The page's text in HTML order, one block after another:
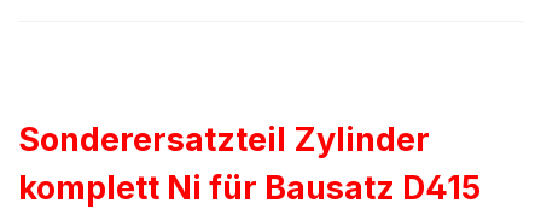
Sonderersatzteil Zylinder
komplett Ni für Bausatz D415